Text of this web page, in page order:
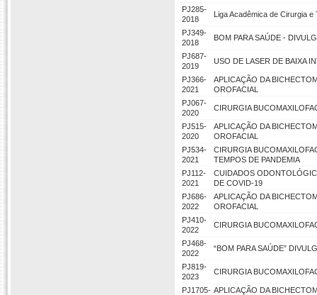
PJ285-
2018
Liga Acadêmica de Cirurgia
PJ349-
2018
BOM PARA SAÚDE -
PJ687-
2019
USO DE LASER DE BAIXA
PJ366-
2021
APLICAÇÃO DA
OROFACIAL
PJ067-
2020
CIRURGIA
PJ515-
2020
APLICAÇÃO DA
OROFACIAL
PJ534-
2021
CIRURGIA
TEMPOS DE PANDEMIA
PJ112-
2021
CUIDADOS
DE COVID-19
PJ686-
2022
APLICAÇÃO DA
OROFACIAL
PJ410-
2022
CIRURGIA
PJ468-
2022
“BOM PARA SAÚDE”
PJ819-
2023
CIRURGIA
PJ1705- APLICAÇÃO DA